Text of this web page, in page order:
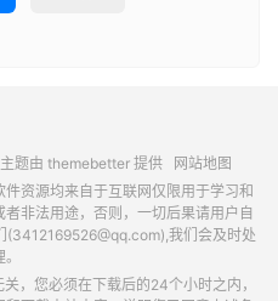
题由 themebetter提供
网站地图
资源均来自于互联网仅限用于学习和
非法用途，否则，一切后果请用户自
(3412169526@qq.com),我们会及时处
，您必须在下载后的24个小时之内，